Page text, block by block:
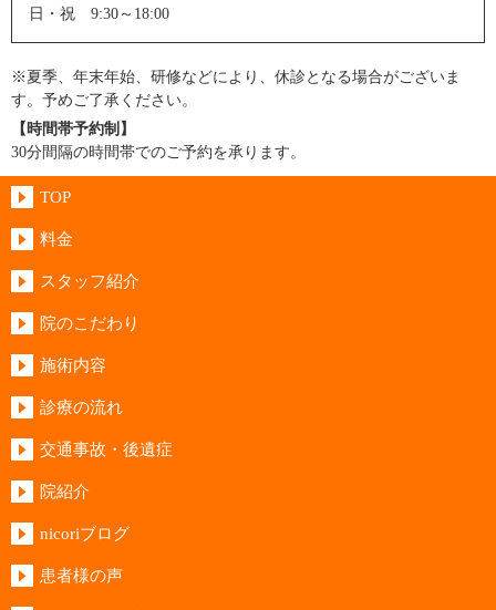
日・祝 9:30～18:00
※夏季、年末年始、研修などにより、休診となる場合がございま
す。予めご了承ください。
【時間帯予約制】
30分間隔の時間帯でのご予約を承ります。
TOP
料金
スタッフ紹介
院のこだわり
施術内容
診療の流れ
交通事故・後遺症
院紹介
nicoriブログ
患者様の声